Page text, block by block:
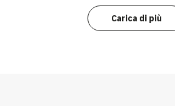
Carica di più